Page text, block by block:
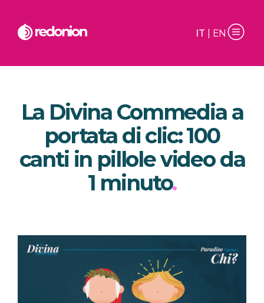
IT EN
La Divina Commedia a
portata di clic: 100
canti in pillole video da
1 minuto.